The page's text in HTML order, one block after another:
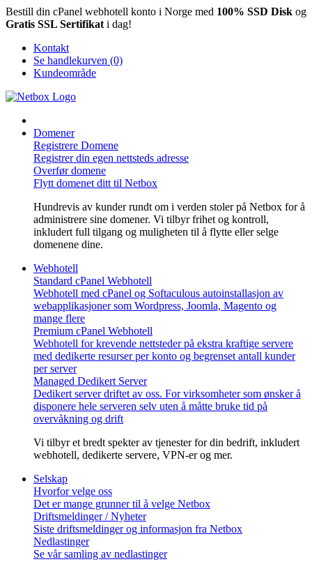
Bestill din cPanel webhotell konto i Norge med 100% SSD Disk og
Gratis SSL Sertifikat i dag!
Kontakt
Se handlekurven (0)
Kundeområde
Domener
Registrere Domene
Registrer din egen nettsteds adresse
Overfør domene
Flytt domenet ditt til Netbox
Hundrevis av kunder rundt om i verden stoler på Netbox for å
administrere sine domener. Vi tilbyr frihet og kontroll,
inkludert full tilgang og muligheten til å flytte eller selge
domenene dine.
Webhotell
Standard cPanel Webhotell
Webhotell med cPanel og Softaculous autoinstallasjon av
webapplikasjoner som Wordpress, Joomla, Magento og
mange flere
Premium cPanel Webhotell
Webhotell for krevende nettsteder på ekstra kraftige servere
med dedikerte resurser per konto og begrenset antall kunder
per server
Managed Dedikert Server
Dedikert server driftet av oss. For virksomheter som ønsker å
disponere hele serveren selv uten å måtte bruke tid på
overvåkning og drift
Vi tilbyr et bredt spekter av tjenester for din bedrift, inkludert
webhotell, dedikerte servere, VPN-er og mer.
Selskap
Hvorfor velge oss
Det er mange grunner til å velge Netbox
Driftsmeldinger / Nyheter
Siste driftsmeldinger og informasjon fra Netbox
Nedlastinger
Se vår samling av nedlastinger